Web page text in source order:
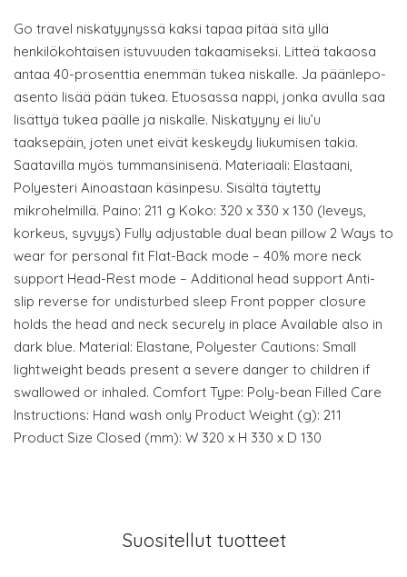
Go travel niskatyynyssä kaksi tapaa pitää sitä yllä
henkilökohtaisen istuvuuden takaamiseksi. Litteä takaosa
antaa 40-prosenttia enemmän tukea niskalle. Ja päänlepo-
asento lisää pään tukea. Etuosassa nappi, jonka avulla saa
lisättyä tukea päälle ja niskalle. Niskatyyny ei liu’u
taaksepäin, joten unet eivät keskeydy liukumisen takia.
Saatavilla myös tummansinisenä. Materiaali: Elastaani,
Polyesteri Ainoastaan käsinpesu. Sisältä täytetty
mikrohelmillä. Paino: 211 g Koko: 320 x 330 x 130 (leveys,
korkeus, syvyys) Fully adjustable dual bean pillow 2 Ways to
wear for personal fit Flat-Back mode – 40% more neck
support Head-Rest mode – Additional head support Anti-
slip reverse for undisturbed sleep Front popper closure
holds the head and neck securely in place Available also in
dark blue. Material: Elastane, Polyester Cautions: Small
lightweight beads present a severe danger to children if
swallowed or inhaled. Comfort Type: Poly-bean Filled Care
Instructions: Hand wash only Product Weight (g): 211
Product Size Closed (mm): W 320 x H 330 x D 130
Suositellut tuotteet